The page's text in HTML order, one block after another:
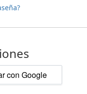
con Google